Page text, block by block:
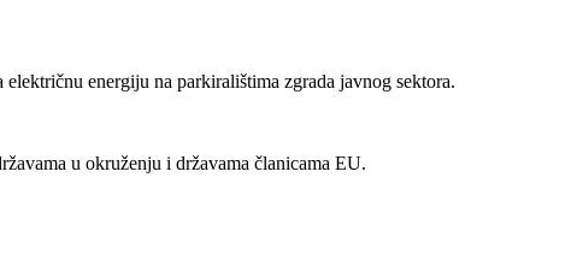
energiju na parkiralištima zgrada javnog sektora.
u okruženju i državama članicama EU.